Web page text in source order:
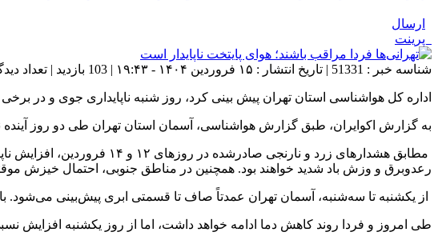
ارسال
پرینت
شناسه خبر : 51331 | تاریخ انتشار : ۱۵ فروردین ۱۴۰۴ - ۱۹:۴۳ | 103 بازدید | تعداد دیدگاه :
اداره کل هواشناسی استان تهران پیش بینی کرد، روز شنبه ناپایداری جوی و در
به گزارش اکوایران، طبق گزارش هواشناسی، آسمان استان تهران طی دو روز آینده
مطابق هشدارهای زرد و
رعدوبرق و وزش باد شدید خواهند بود. همچنین در مناطق جنوبی، احتمال خیزش
از یکشنبه تا سه‌شنبه، آسمان تهران عمدتاً صاف تا قسمتی ابری پیش‌بینی می‌شود.
طی امروز و فردا روند کاهش دما ادامه خواهد داشت، اما از روز یکشنبه افزایش